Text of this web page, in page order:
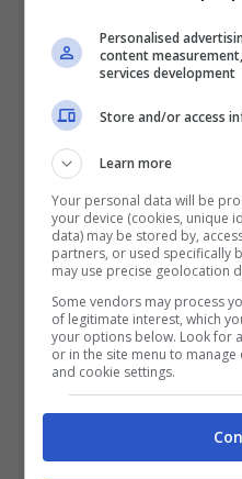
Personalised
content
services development
Store and/or access
Learn more
Your personal data will be
your device (cookies, unique
data) may be stored by,
partners, or used specifically
may use precise geolocation
Some vendors may process
of legitimate interest, which
your options below. Look for
or in the site menu to
and cookie settings.